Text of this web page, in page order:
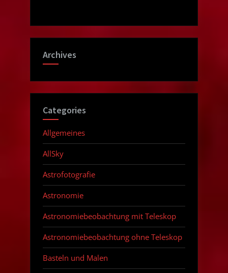
Archives
Categories
Allgemeines
AllSky
Astrofotografie
Astronomie
Astronomiebeobachtung mit Teleskop
Astronomiebeobachtung ohne Teleskop
Basteln und Malen